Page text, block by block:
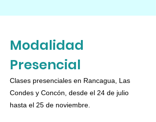
Modalidad
Presencial
Clases presenciales en Rancagua, Las
Condes y Concón, desde el 24 de julio
hasta el 25 de noviembre.